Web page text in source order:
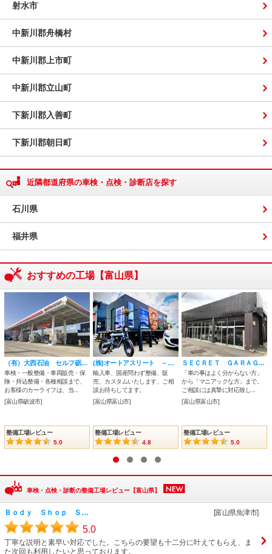
射水市
中新川郡舟橋村
中新川郡上市町
中新川郡立山町
下新川郡入善町
下新川郡朝日町
近隣都道府県の車検・点検・診断店を探す
石川県
福井県
おすすめの工場【富山県】
（有）大西石油 セルフ砺波１５６ＳＳ
車検・一般整備・車両販売・保
険・持込整備・各種相談まで、
お客様のカーライフは、当...
[富山県砺波市]
整備工場レビュー
5.0
(株)オートアスリート －ＡＵＴＯ ＡＴＨＬＥＴＥ ＣＯ．， ＬＴＤ．－
輸入車、国産問わず整備、販
売、カスタムいたします、ご相
談お待ちしてます。
[富山県富山市]
整備工場レビュー
4.8
ＳＥＣＲＥＴ ＧＡＲＡＧＥ～シークレットガレージ～
「車の事はよく分からない方」
から「マニアックな方」まで。
ご相談には真摯に対応致し...
[富山県富山市]
整備工場レビュー
5.0
車検・点検・診断の整備工場レビュー【富山県】
Ｂｏｄｙ Ｓｈｏｐ Ｓ… [富山県魚津市]
5.0
丁寧な説明と素早い対応でした。こちらの要望も十二分に叶えてもらえ、ま
た次回も利用したいと思っております。